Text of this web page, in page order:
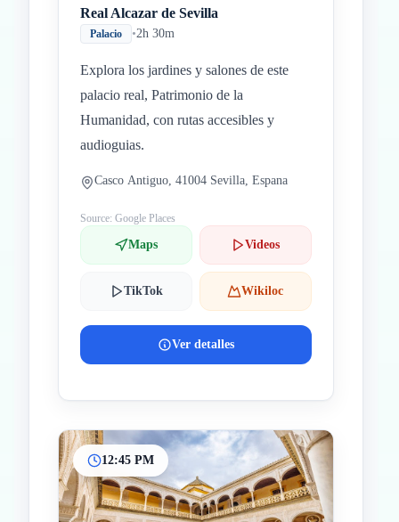
Real Alcazar de Sevilla
Palacio •2h 30m
Explora los jardines y salones de este
palacio real, Patrimonio de la
Humanidad, con rutas accesibles y
audioguias.
Casco Antiguo, 41004 Sevilla, Espana
Source: Google Places
Maps Videos
TikTok Wikiloc
Ver detalles
12:45 PM